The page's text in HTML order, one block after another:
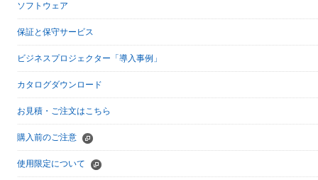
ソフトウェア
保証と保守サービス
ビジネスプロジェクター「導入事例」
カタログダウンロード
お見積・ご注文はこちら
購入前のご注意
使用限定について